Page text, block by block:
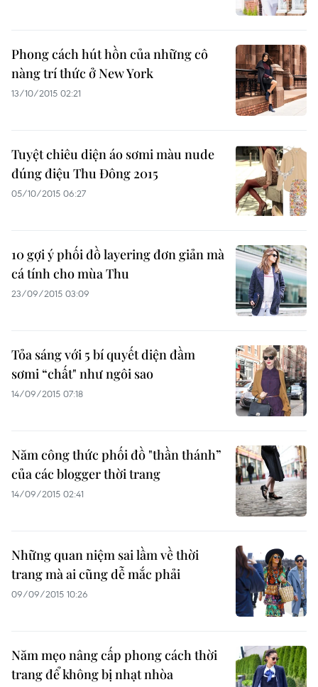
Phong cách hút hồn của những cô
nàng trí thức ở New York
13/10/2015 02:21
Tuyệt chiêu diện áo sơmi màu nude
đúng điệu Thu Đông 2015
05/10/2015 06:27
10 gợi ý phối đồ layering đơn giản mà
cá tính cho mùa Thu
23/09/2015 03:09
Tỏa sáng với 5 bí quyết diện đầm
sơmi “chất" như ngôi sao
14/09/2015 07:18
Năm công thức phối đồ "thần thánh”
của các blogger thời trang
14/09/2015 02:41
Những quan niệm sai lầm về thời
trang mà ai cũng dễ mắc phải
09/09/2015 10:26
Năm mẹo nâng cấp phong cách thời
trang để không bị nhạt nhòa